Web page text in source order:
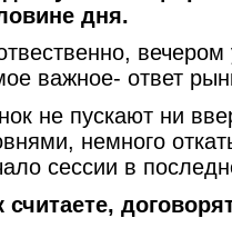
дня.
важное- ответ
не пускают ни
немного
сессии в
считаете,